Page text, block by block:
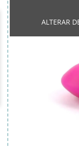
ALTERAR